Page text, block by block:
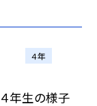
４年
年生の様子